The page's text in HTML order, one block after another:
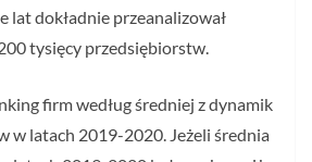
lat dokładnie przeanalizował
tysięcy przedsiębiorstw.
firm według średniej z dynamik
w latach 2019-2020. Jeżeli średnia